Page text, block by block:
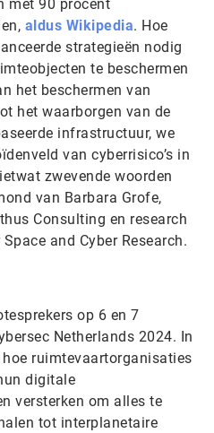
met 90 procent
aldus Wikipedia. Hoe
strategieën nodig
te beschermen
het beschermen van
het waarborgen van de
infrastructuur, we
van cyberrisico’s in
zwevende woorden
van Barbara Grofe,
Consulting en research
and Cyber Research.
op 6 en 7
Netherlands 2024. In
ruimtevaartorganisaties
digitale
versterken om alles te
tot interplanetaire